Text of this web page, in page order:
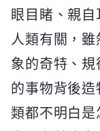
眼目睹、親
人類有關，
象的奇特、
的事物背後
類都不明白